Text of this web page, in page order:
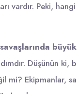
vardır. Peki,
Düşünün ki,
mi? Ekipmanlar,